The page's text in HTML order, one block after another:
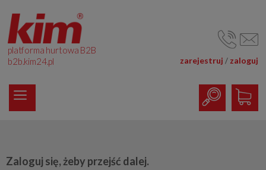
platforma hurtowa B2B
b2b.kim24.pl
zarejestruj / zaloguj
Zaloguj się, żeby przejść dalej.